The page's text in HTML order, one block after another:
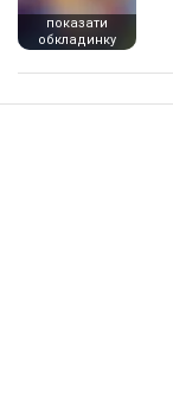
показати
обкладинку